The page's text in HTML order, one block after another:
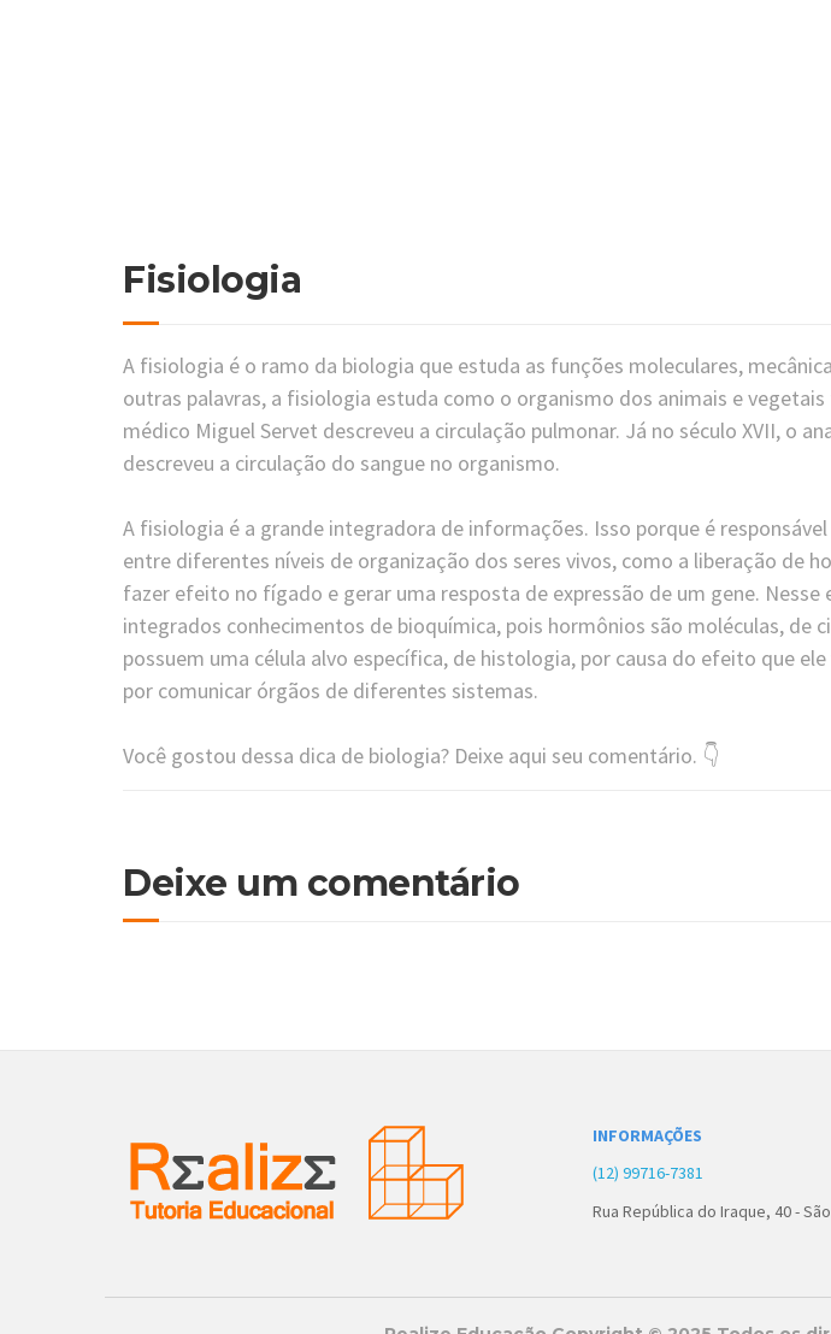
Fisiologia
A fisiologia é o ramo da biologia que estuda as funções moleculares,
outras palavras, a fisiologia estuda como o organismo dos animais e vegetais
médico Miguel Servet descreveu a circulação pulmonar. Já no século XVII, o
descreveu a circulação do sangue no organismo.
A fisiologia é a grande integradora de informações. Isso porque é
entre diferentes níveis de organização dos seres vivos, como a liberação de
fazer efeito no fígado e gerar uma resposta de expressão de um gene. Nesse
integrados conhecimentos de bioquímica, pois hormônios são moléculas, de
possuem uma célula alvo específica, de histologia, por causa do efeito que
por comunicar órgãos de diferentes sistemas.
Você gostou dessa dica de biologia? Deixe aqui seu comentário. 👇
Deixe um comentário
INFORMAÇÕES
(12) 99716-7381
Rua República do Iraque, 40 -